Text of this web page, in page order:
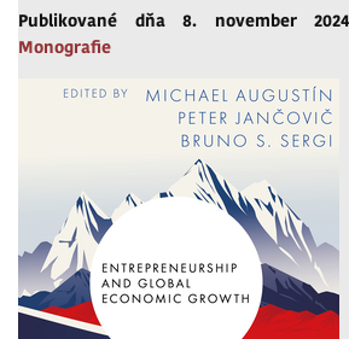
Publikované dňa 8. november
Monografie